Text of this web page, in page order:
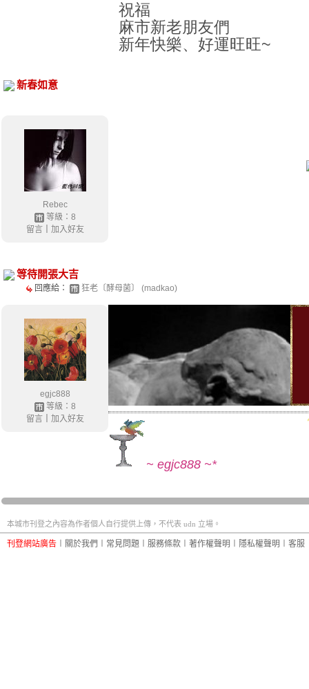
祝福
麻市新老朋友們
新年快樂、好運旺旺~
新春如意
Rebec
等級：8
留言｜ 加入好友
等待開張大吉
回應給： 狂老〔酵母菌〕 (madkao)
egjc888
等級：8
留言｜ 加入好友
~ egjc888 ~*
本城市刊登之內容為作者個人自行提供上傳，不代表 udn 立場。
刊登網站廣告 關於我們 常見問題 服務條款 著作權聲明 隱私權聲明 客服